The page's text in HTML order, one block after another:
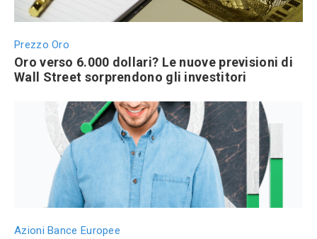
Prezzo Oro
Oro verso 6.000 dollari? Le nuove previsioni di
Wall Street sorprendono gli investitori
Azioni Bance Europee